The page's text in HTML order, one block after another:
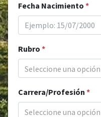
Fecha Nacimiento *
Rubro *
Seleccione una opción
Carrera/Profesión *
Seleccione una opción